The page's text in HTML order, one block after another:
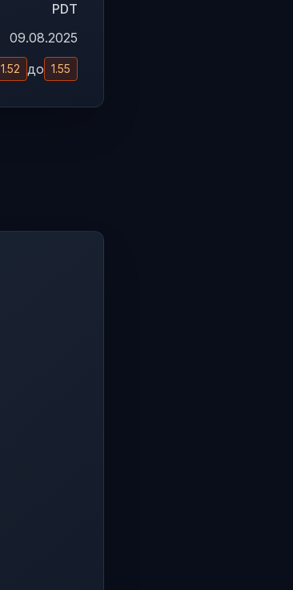
PDT
09.08.2025
1.52 до 1.55